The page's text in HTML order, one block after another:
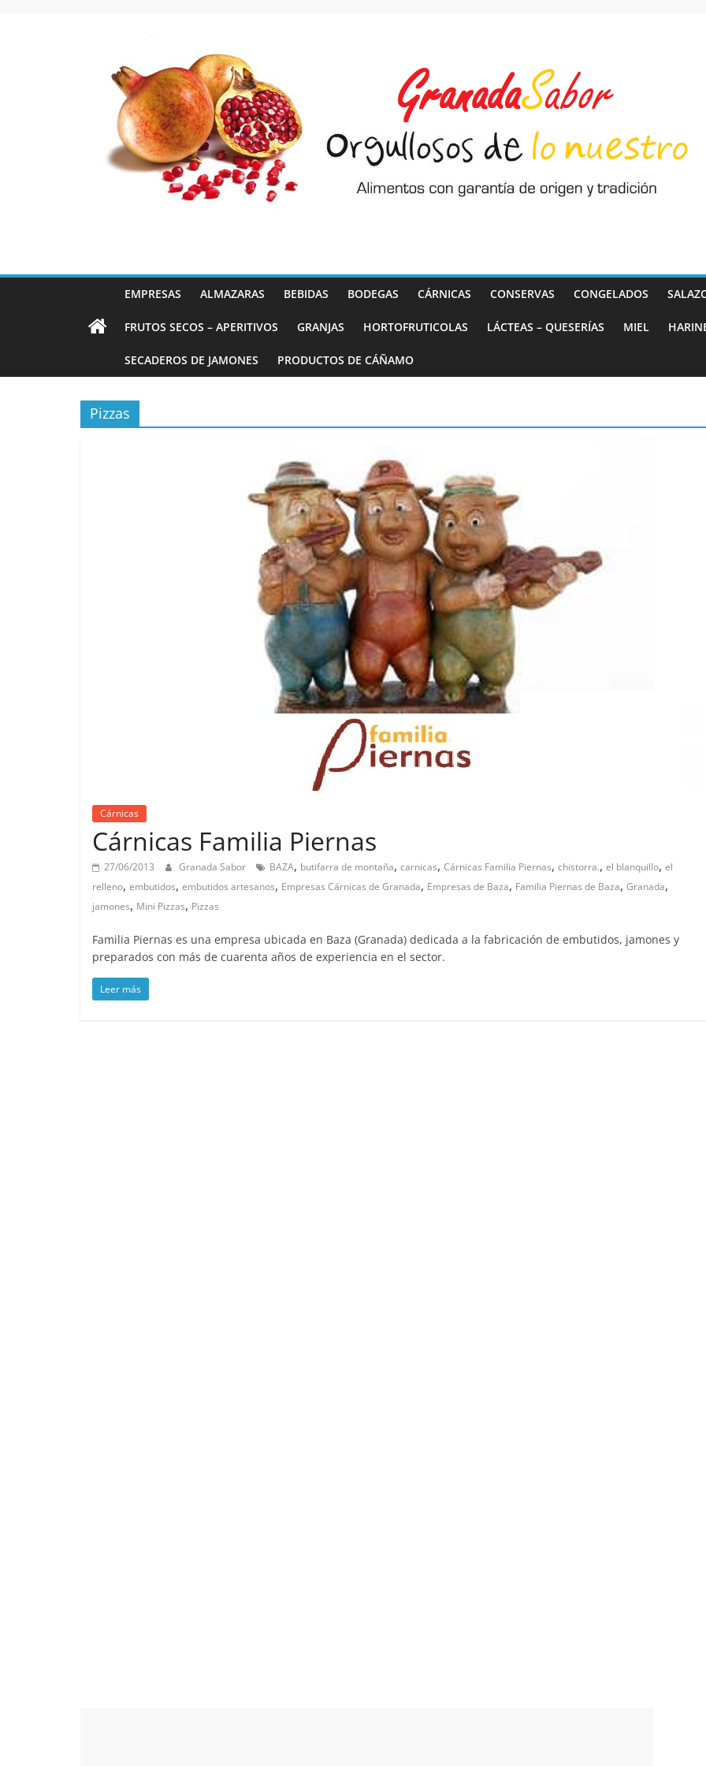
EMPRESAS ALMAZARAS BEBIDAS BODEGAS CÁRNICAS CONSERVAS CONGELADOS
FRUTOS SECOS – APERITIVOS GRANJAS HORTOFRUTICOLAS LÁCTEAS – QUESERÍAS MIEL
SECADEROS DE JAMONES PRODUCTOS DE CÁÑAMO
Pizzas
Cárnicas
Cárnicas Familia Piernas
27/06/2013 Granada Sabor BAZA, butifarra de montaña, carnicas, Cárnicas Familia Piernas, chistorra., el blanquillo, el
relleno, embutidos, embutidos artesanos, Empresas Cárnicas de Granada, Empresas de Baza, Familia Piernas de Baza, Granada,
jamones, Mini Pizzas, Pizzas
Familia Piernas es una empresa ubicada en Baza (Granada) dedicada a la fabricación de embutidos, jamones y
preparados con más de cuarenta años de experiencia en el sector.
Leer más
Panadería Artesana Diego
Fernández e hijos
03/02/2023 Granada Sabor